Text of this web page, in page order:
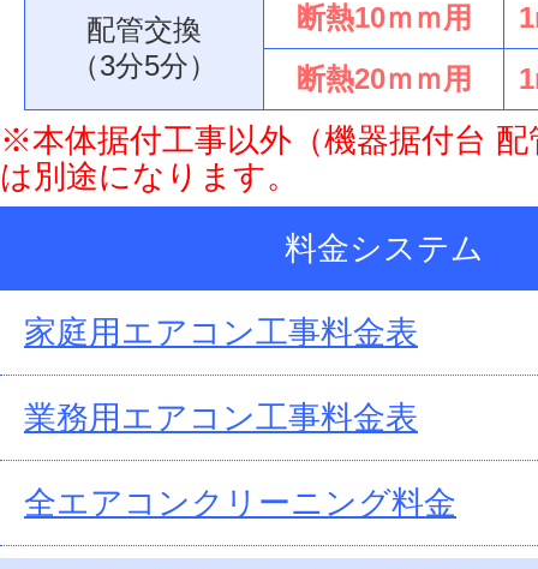
配管交換
（3分5分）
断熱10ｍｍ用
断熱20ｍｍ用
※本体据付工事以外（機器据付台 配
は別途になります。
料金システム
家庭用エアコン工事料金表
業務用エアコン工事料金表
全エアコンクリーニング料金